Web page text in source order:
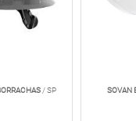
/ SP SOVAN